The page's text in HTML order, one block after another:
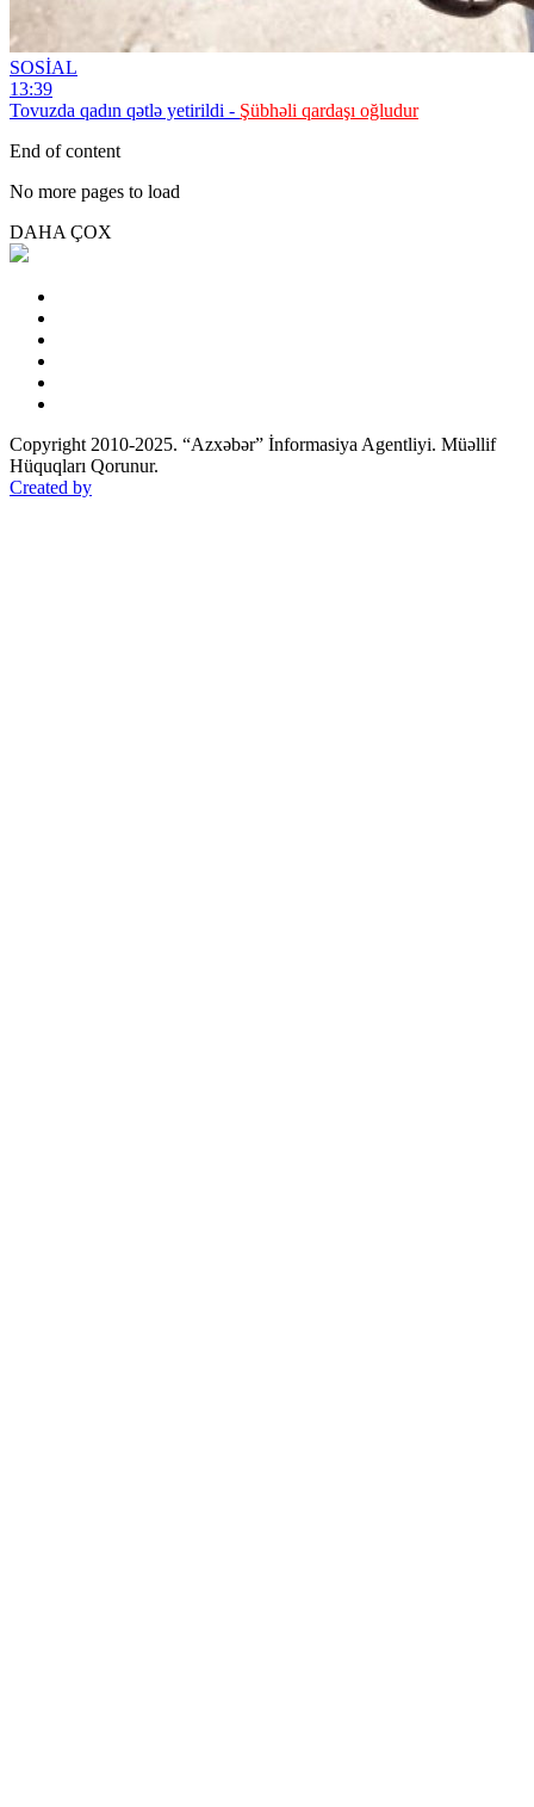
SOSİAL
13:39
Tovuzda qadın qətlə yetirildi - Şübhəli qardaşı oğludur
End of content
No more pages to load
DAHA ÇOX
Copyright 2010-2025. “Azxəbər” İnformasiya Agentliyi. Müəllif
Hüquqları Qorunur.
Created by